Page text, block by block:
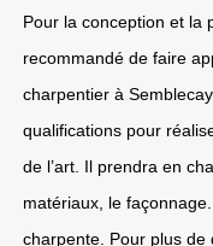
Pour la conception et la
recommandé de faire
charpentier à
qualifications pour
de l’art. Il prendra en
matériaux, le
charpente. Pour plus de